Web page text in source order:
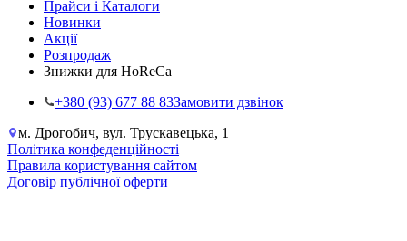
Прайси і Каталоги
Новинки
Акції
Розпродаж
Знижки для HoReCa
+38‎0 (93) 677 88 83Замовити дзвінок
м. Дрогобич, вул. Трускавецька, 1
Політика конфеденційності
Правила користування сайтом
Договір публічної оферти